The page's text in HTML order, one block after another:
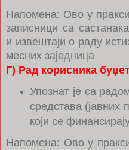
Напомена: Ово у
записници са
и извештаји о раду
месних заједница
Г) Рад корисника
Упознат је са
средстава (јавних
који се
Напомена: Ово у